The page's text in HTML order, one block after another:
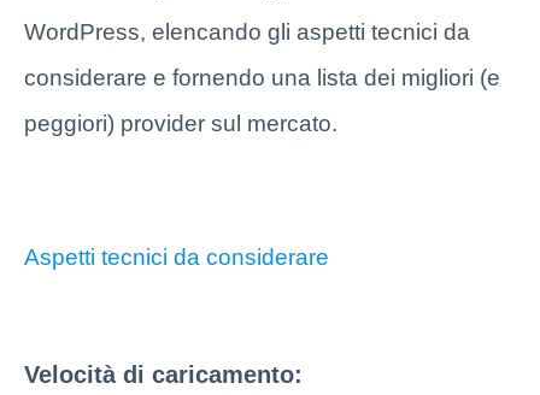
WordPress, elencando gli aspetti tecnici da
considerare e fornendo una lista dei migliori (e
peggiori) provider sul mercato.
Aspetti tecnici da considerare
Velocità di caricamento: